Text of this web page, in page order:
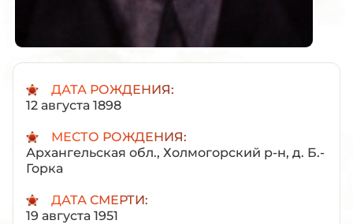
ДАТА РОЖДЕНИЯ:
12 августа 1898
МЕСТО РОЖДЕНИЯ:
Архангельская обл., Холмогорский р-н, д. Б.-
Горка
ДАТА СМЕРТИ:
19 августа 1951